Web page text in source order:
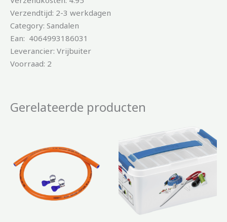
Verzendtijd: 2-3 werkdagen
Category: Sandalen
Ean: 4064993186031
Leverancier: Vrijbuiter
Voorraad: 2
Gerelateerde producten